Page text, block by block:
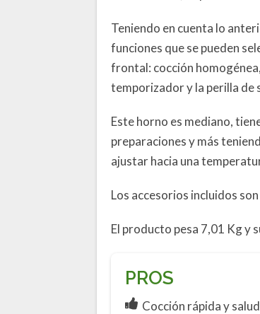
Teniendo en cuenta lo
funciones que se pueden
frontal: cocción
temporizador y la perilla de
Este horno es mediano,
preparaciones y más
ajustar hacia una
Los accesorios incluidos
El producto pesa 7,01 Kg y
PROS
Cocción rápida y